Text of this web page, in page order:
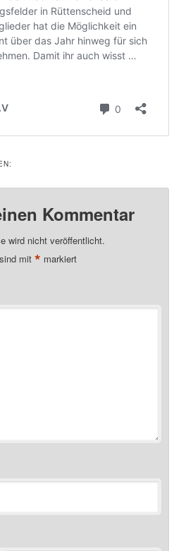
Kommentar
wird nicht veröffentlicht.
mit* markiert